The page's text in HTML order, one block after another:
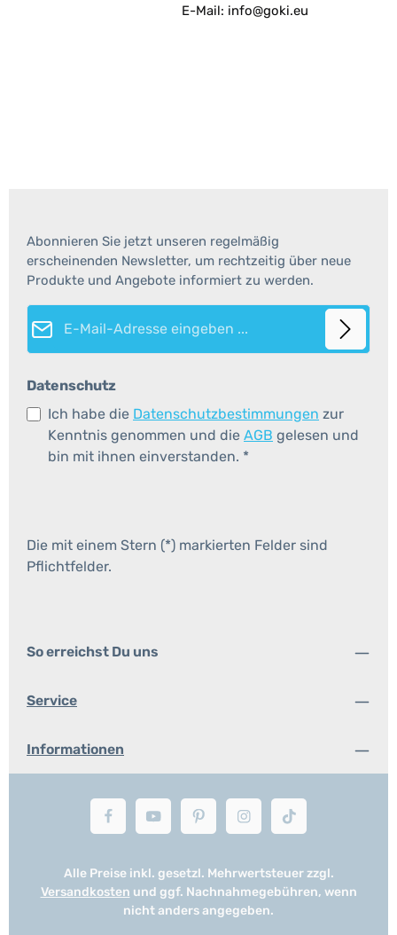
E-Mail: info@goki.eu
Abonnieren Sie jetzt unseren regelmäßig
erscheinenden Newsletter, um rechtzeitig über neue
Produkte und Angebote informiert zu werden.
E-Mail-Adresse*
Datenschutz
Ich habe die Datenschutzbestimmungen zur
Kenntnis genommen und die AGB gelesen und
bin mit ihnen einverstanden. *
Die mit einem Stern (*) markierten Felder sind
Pflichtfelder.
So erreichst Du uns
Service
Informationen
Alle Preise inkl. gesetzl. Mehrwertsteuer zzgl.
Versandkosten und ggf. Nachnahmegebühren, wenn
nicht anders angegeben.